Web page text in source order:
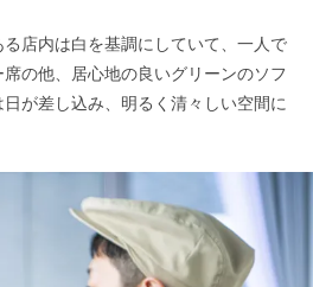
店内は白を基調にしていて、一人で
の他、居心地の良いグリーンのソフ
が差し込み、明るく清々しい空間に